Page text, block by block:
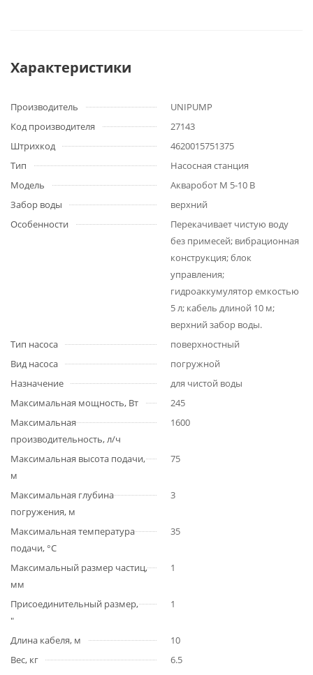
Характеристики
Производитель
UNIPUMP
Код производителя
27143
Штрихкод
4620015751375
Тип
Насосная станция
Модель
Акваробот М 5-10 В
Забор воды
верхний
Особенности
Перекачивает чистую воду
без примесей; вибрационная
конструкция; блок
управления;
гидроаккумулятор емкостью
5 л; кабель длиной 10 м;
верхний забор воды.
Тип насоса
поверхностный
Вид насоса
погружной
Назначение
для чистой воды
Максимальная мощность, Вт
245
Максимальная
производительность, л/ч
1600
Максимальная высота подачи,
м
75
Максимальная глубина
погружения, м
3
Максимальная температура
подачи, °С
35
Максимальный размер частиц,
мм
1
Присоединительный размер,
"
1
Длина кабеля, м
10
Вес, кг
6.5